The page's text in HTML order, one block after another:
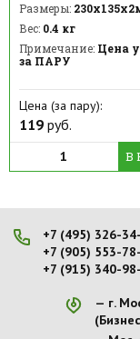
Размеры:
Вес: 0.4 кг
Примечание: Цена
за ПАРУ
Цена (за пару):
119 руб.
В
+7 (495) 326-
+7 (905) 553-
+7 (915) 340-
г.